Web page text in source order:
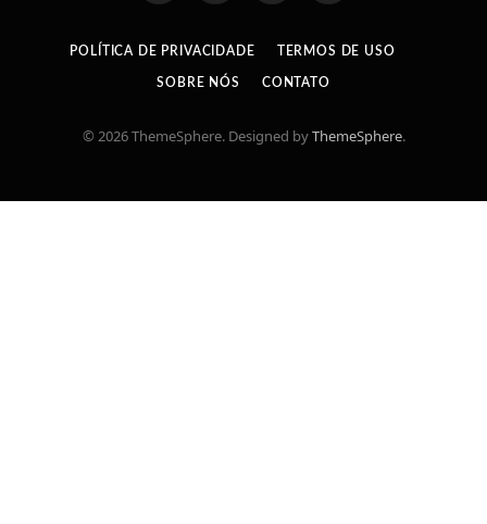
(Twitter)
POLÍTICA DE PRIVACIDADE TERMOS DE USO
SOBRE NÓS CONTATO
© 2026 ThemeSphere. Designed byThemeSphere.